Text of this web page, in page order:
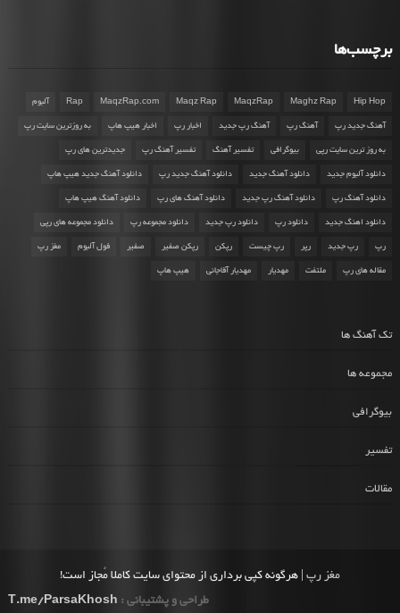
برچسب‌ها
Hip Hop
Maghz Rap
MaqzRap
Maqz Rap
MaqzRap.com
Rap آلبوم
آهنگ جدید رپ آهنگ رپ آهنگ رپ جدید اخبار رپ اخبار هیپ هاپ به روزترین سایت رپ
به روز ترین سایت رپی بیوگرافی تفسیر آهنگ تفسیر آهنگ رپ جدیدترین های رپ
دانلود آلبوم جدید دانلود آهنگ جدید دانلود آهنگ جدید رپ دانلود آهنگ جدید هیپ هاپ
دانلود آهنگ رپ دانلود آهنگ رپ جدید دانلود آهنگ های رپ دانلود آهنگ هیپ هاپ
دانلود اهنگ جدید دانلود رپ دانلود رپ جدید دانلود مجموعه رپ دانلود مجموعه های رپی
رپ رپ جدید رپر رپ چیست رپکن رپکن صفیر صفیر فول آلبوم مغز رپ
مقاله های رپ ملتفت مهدیار مهدیار آقاجانی هیپ هاپ
تک آهنگ ها
مجموعه ها
بیوگرافی
تفسیر
مقالات
مغز رپ | هرگونه کپی برداری از محتوای سایت کاملا مُجاز است!
طراحی و پشتیبانی : T.me/ParsaKhosh